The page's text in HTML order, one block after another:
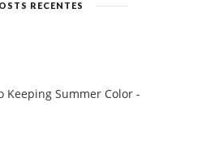
RECENTES
Keeping Summer Color -